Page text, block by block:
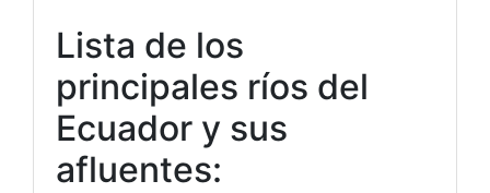
Lista de los
principales ríos del
Ecuador y sus
afluentes: